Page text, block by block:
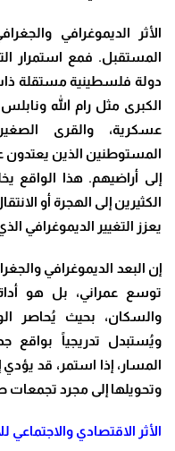
الأثر الديموغرافي
المستقبل. فمع استمرار
دولة فلسطينية مستقلة
الكبرى مثل رام الله
عسكرية، والقرى
المستوطنين الذين يعتدون
إلى أراضيهم. هذا الواقع
الكثيرين إلى الهجرة أو
يعزز التغيير الديموغرافي
إن البعد الديموغرافي
توسع عمراني، بل هو
والسكان، بحيث يُحاصر
ويُستبدل تدريجياً بواقع
المسار، إذا استمر، قد
وتحويلها إلى مجرد تجمعات
الأثر الاقتصادي والاجتماعي